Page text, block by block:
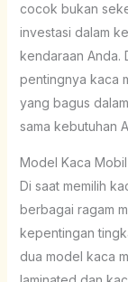
cocok bukan
investasi dalam
kendaraan Anda.
pentingnya kaca
yang bagus
sama kebutuhan
Model Kaca
Di saat memilih
berbagai ragam
kepentingan
dua model kaca